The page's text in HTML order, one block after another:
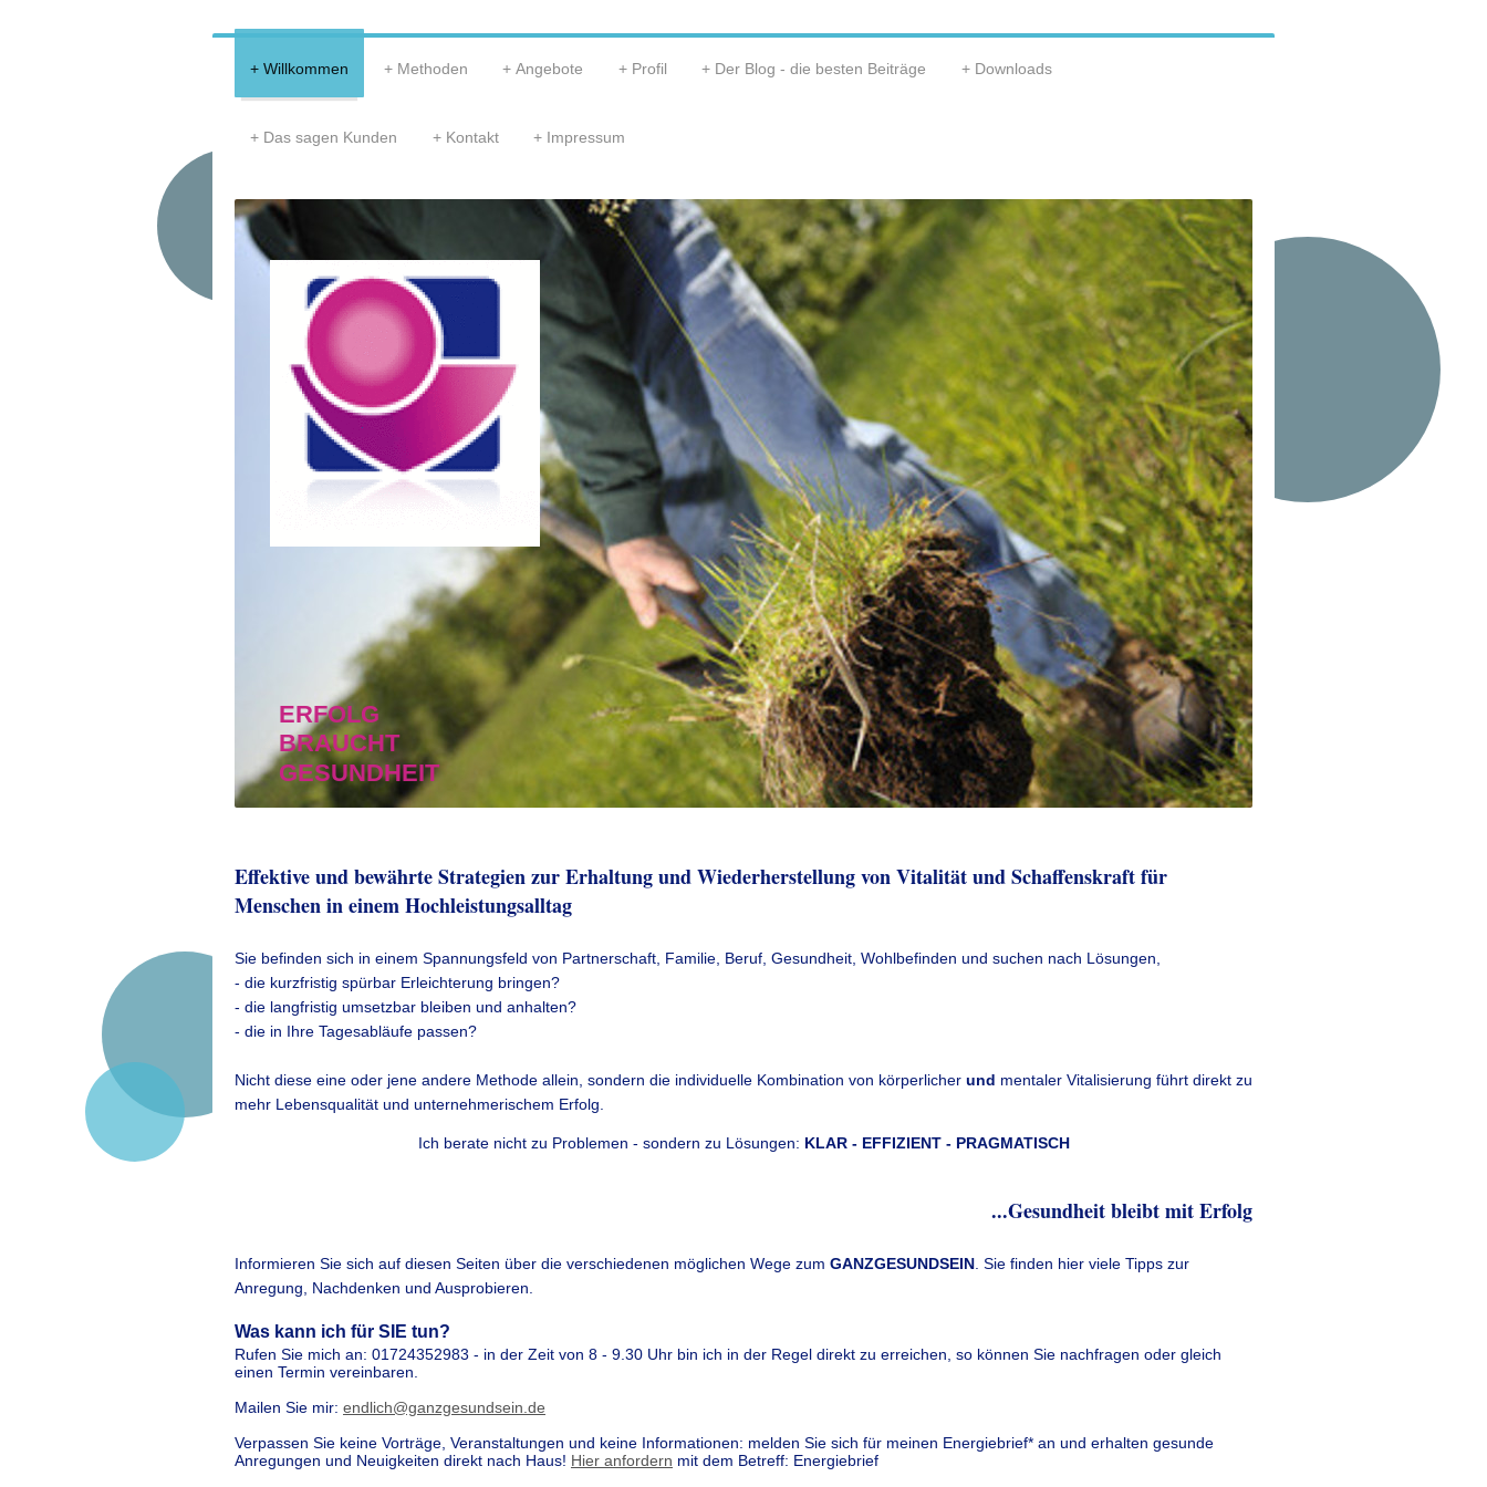
Willkommen Methoden Angebote Profil Der Blog - die besten Beiträge Downloads
Das sagen Kunden Kontakt Impressum
ERFOLG
BRAUCHT
GESUNDHEIT
Effektive und bewährte Strategien zur Erhaltung und Wiederherstellung von Vitalität und Schaffenskraft für
Menschen in einem Hochleistungsalltag
Sie befinden sich in einem Spannungsfeld von Partnerschaft, Familie, Beruf, Gesundheit, Wohlbefinden und suchen nach Lösungen,
- die kurzfristig spürbar Erleichterung bringen?
- die langfristig umsetzbar bleiben und anhalten?
- die in Ihre Tagesabläufe passen?
Nicht diese eine oder jene andere Methode allein, sondern die individuelle Kombination von körperlicher und mentaler Vitalisierung führt direkt zu
mehr Lebensqualität und unternehmerischem Erfolg.
Ich berate nicht zu Problemen - sondern zu Lösungen: KLAR - EFFIZIENT - PRAGMATISCH
...Gesundheit bleibt mit Erfolg
Informieren Sie sich auf diesen Seiten über die verschiedenen möglichen Wege zum GANZGESUNDSEIN. Sie finden hier viele Tipps zur
Anregung, Nachdenken und Ausprobieren.
Was kann ich für SIE tun?
Rufen Sie mich an: 01724352983 - in der Zeit von 8 - 9.30 Uhr bin ich in der Regel direkt zu erreichen, so können Sie nachfragen oder gleich
einen Termin vereinbaren.
Mailen Sie mir: endlich@ganzgesundsein.de
Verpassen Sie keine Vorträge, Veranstaltungen und keine Informationen: melden Sie sich für meinen Energiebrief* an und erhalten gesunde
Anregungen und Neuigkeiten direkt nach Haus! Hier anfordern mit dem Betreff: Energiebrief